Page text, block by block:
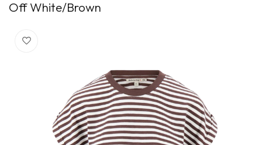
Off White/Brown